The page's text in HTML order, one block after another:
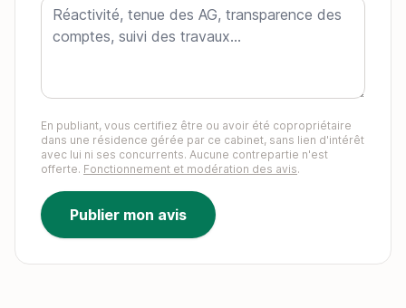
En publiant, vous certifiez être ou avoir été copropriétaire
dans une résidence gérée par ce cabinet, sans lien d'intérêt
avec lui ni ses concurrents. Aucune contrepartie n'est
offerte. Fonctionnement et modération des avis.
Publier mon avis